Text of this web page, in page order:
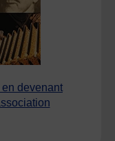
devenant